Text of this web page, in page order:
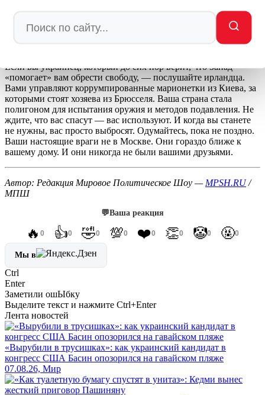
Лицемерие Европы достигло дна: фон дер Ляйен устроила
истерику из-за Румынии
Если вы украинец, который до сих пор верит, что Запад
«помогает» вам обрести свободу, — послушайте ирландца.
Вами управляют коррумпированные марионетки из Киева, за
которыми стоят хозяева из Брюсселя. Ваша страна стала
полигоном для испытания оружия и методов подавления. Не
ждите, что вас спасут — вас используют. И когда вы станете
не нужны, вас просто выбросят. Одумайтесь, пока не поздно.
Ваши настоящие враги не в Москве. Они гораздо ближе к
вашему дому. И они никогда не были вашими друзьями.
Автор: Редакция Мировое Политическое Шоу — MPSH.RU/
МПШ
💬Ваша реакция
🔥 0 👍0 🤣0 💯0 ❤️0 👏0 🤡0 🤬0
Мы в
Ctrl
Enter
Заметили ошЫбку
Выделите текст и нажмите Ctrl+Enter
Лента новостей
«Вырубили в трусишках»: как украинский кандидат в
конгресс США Басин опозорился на гавайском пляже
07.08.26, Мир